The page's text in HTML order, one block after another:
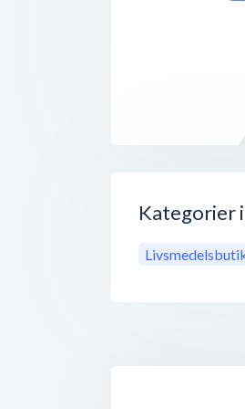
Kategorier